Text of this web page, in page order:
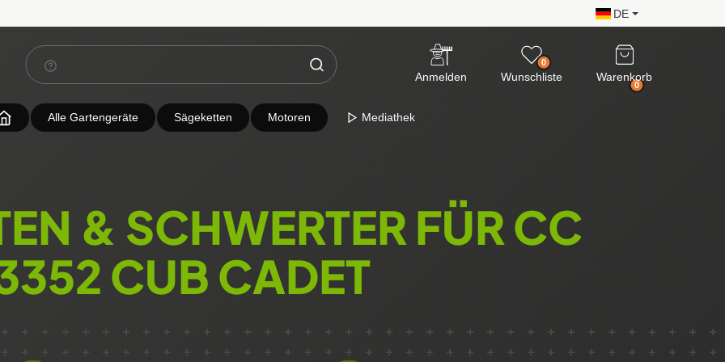
DE
Anmelden
0
Wunschliste
0
Warenkorb
Alle Gartengeräte Sägeketten Motoren Mediathek
& SCHWERTER FÜR CC
CUB CADET